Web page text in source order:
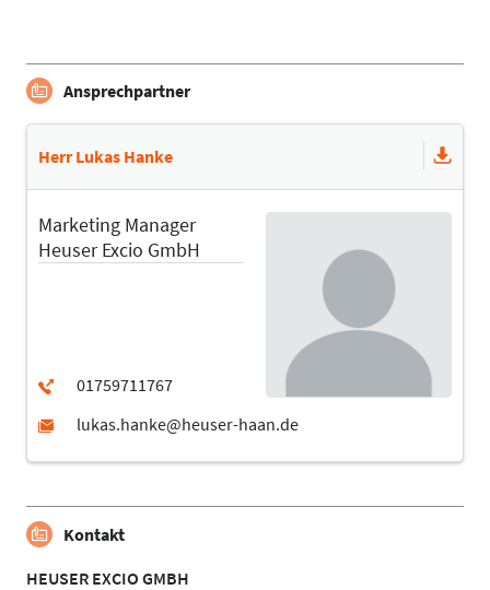
Ansprechpartner
Herr Lukas Hanke
Marketing Manager
Heuser Excio GmbH
Kontakt
HEUSER EXCIO GMBH